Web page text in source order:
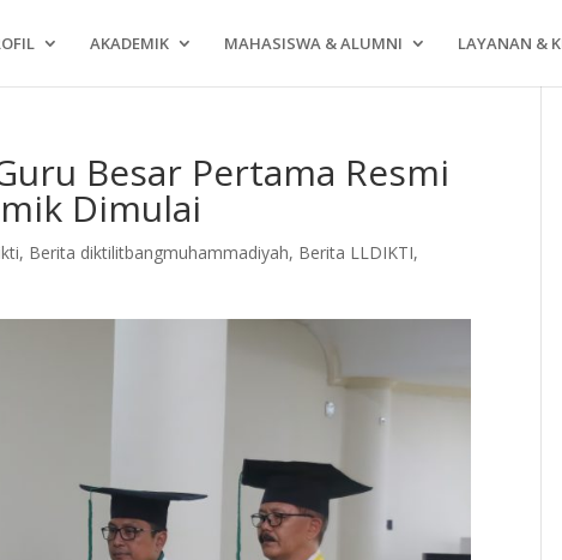
AKADEMIK MAHASISWA & ALUMNI LAYANAN &
Besar Pertama Resmi
Dimulai
, Berita diktilitbangmuhammadiyah, Berita LLDIKTI,